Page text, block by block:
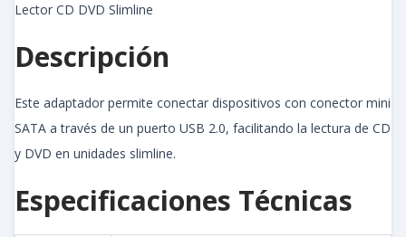
Lector CD DVD Slimline
Descripción
Este adaptador permite conectar dispositivos con conector mini
SATA a través de un puerto USB 2.0, facilitando la lectura de CD
y DVD en unidades slimline.
Especificaciones Técnicas